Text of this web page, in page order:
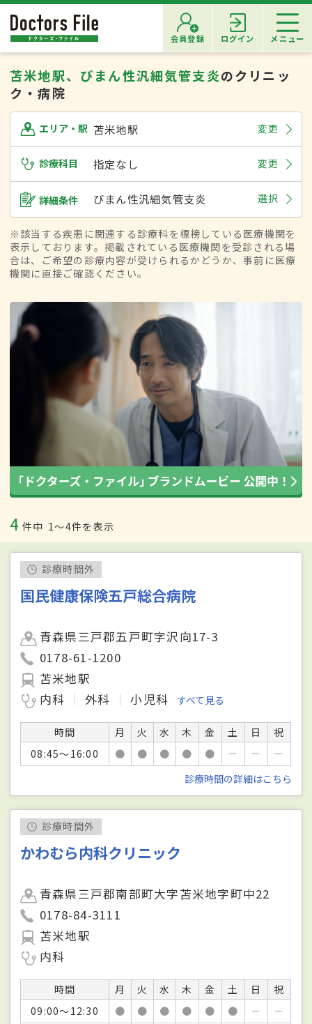
会員登録 ログイン メニュー
苫米地駅、びまん性汎細気管支炎のクリニッ
ク・病院
エリア・駅 苫米地駅 変更
診療科目 指定なし 変更
詳細条件 びまん性汎細気管支炎 選択
※該当する疾患に関連する診療科を標榜している医療機関を
表示しております。掲載されている医療機関を受診される場
合は、ご希望の診療内容が受けられるかどうか、事前に医療
機関に直接ご確認ください。
4 件中 1〜4件を表示
診療時間外
国民健康保険五戸総合病院
青森県三戸郡五戸町字沢向17-3
0178-61-1200
苫米地駅
内科
外科 小児科 すべて見る
時間 月 火 水 木 金 土 日
祝
08:45～16:00
● ● ● ● ● － －
－
診療時間の詳細はこちら
診療時間外
かわむら内科クリニック
青森県三戸郡南部町大字苫米地字町中22
0178-84-3111
苫米地駅
内科
時間 月 火 水 木 金 土 日
祝
09:00～12:30
● ● ● ● ● ● －
－